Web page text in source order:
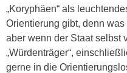
„Koryphäen“ als
Orientierung gibt, denn
aber wenn der Staat selbst
„Würdenträger“,
gerne in die